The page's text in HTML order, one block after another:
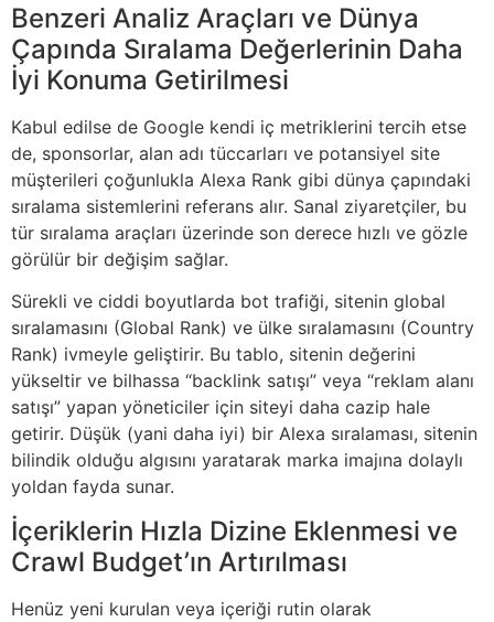
Benzeri Analiz Araçları ve Dünya
Çapında Sıralama Değerlerinin Daha
İyi Konuma Getirilmesi
Kabul edilse de Google kendi iç metriklerini tercih etse
de, sponsorlar, alan adı tüccarları ve potansiyel site
müşterileri çoğunlukla Alexa Rank gibi dünya çapındaki
sıralama sistemlerini referans alır. Sanal ziyaretçiler, bu
tür sıralama araçları üzerinde son derece hızlı ve gözle
görülür bir değişim sağlar.
Sürekli ve ciddi boyutlarda bot trafiği, sitenin global
sıralamasını (Global Rank) ve ülke sıralamasını (Country
Rank) ivmeyle geliştirir. Bu tablo, sitenin değerini
yükseltir ve bilhassa “backlink satışı” veya “reklam alanı
satışı” yapan yöneticiler için siteyi daha cazip hale
getirir. Düşük (yani daha iyi) bir Alexa sıralaması, sitenin
bilindik olduğu algısını yaratarak marka imajına dolaylı
yoldan fayda sunar.
İçeriklerin Hızla Dizine Eklenmesi ve
Crawl Budget’ın Artırılması
Henüz yeni kurulan veya içeriği rutin olarak